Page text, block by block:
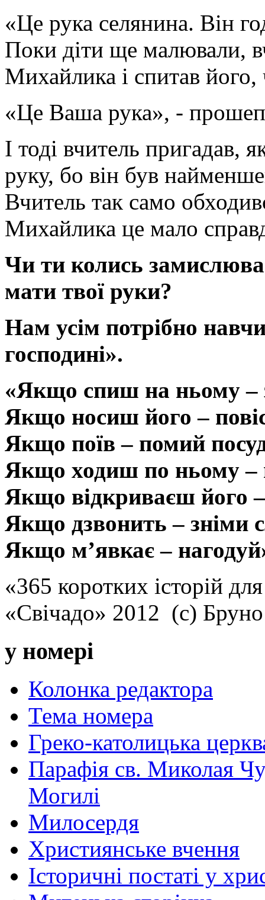
«Це рука селянина. Він
Поки діти ще малювали,
Михайлика і спитав його,
«Це Ваша рука», -
І тоді вчитель пригадав,
руку, бо він був
Вчитель так само
Михайлика це мало
Чи ти колись
мати твої руки?
Нам усім потрібно
господині».
«Якщо спиш на ньому –
Якщо носиш його –
Якщо поїв – помий
Якщо ходиш по ньому –
Якщо відкриваєш його
Якщо дзвонить – зніми
Якщо м’явкає –
«365 коротких історій
«Свічадо» 2012 (с)
у номері
Колонка редактора
Тема номера
Греко-католицька
Парафія св. Миколая
Могилі
Милосердя
Християнське вчення
Історичні постаті у